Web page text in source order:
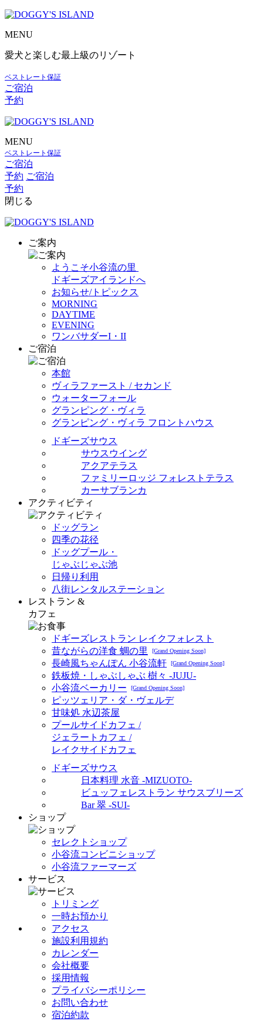
MENU
愛犬と楽しむ最上級のリゾート
ベストレート保証
ご宿泊
予約
MENU
ベストレート保証
ご宿泊
予約 ご宿泊
予約
閉じる
ご案内
ようこそ小谷流の里
ドギーズアイランドへ
お知らせ/トピックス
MORNING
DAYTIME
EVENING
ワンバサダーI・II
ご宿泊
本館
ヴィラファースト / セカンド
ウォーターフォール
グランピング・ヴィラ
グランピング・ヴィラ フロントハウス
ドギーズサウス
サウスウイング
アクアテラス
ファミリーロッジ フォレストテラス
カーサブランカ
アクティビティ
ドッグラン
四季の花径
ドッグプール・
じゃぶじゃぶ池
日帰り利用
八街レンタルステーション
レストラン &
カフェ
ドギーズレストラン レイクフォレスト
昔ながらの洋食 蜩の里
[Grand Opening Soon]
長崎風ちゃんぽん 小谷流軒 [Grand Opening Soon]
鉄板焼・しゃぶしゃぶ 樹々 -JUJU-
小谷流ベーカリー
[Grand Opening Soon]
ピッツェリア・ダ・ヴェルデ
甘味処 水辺茶屋
プールサイドカフェ /
ジェラートカフェ /
レイクサイドカフェ
ドギーズサウス
日本料理 水音 -MIZUOTO-
ビュッフェレストラン サウスブリーズ
Bar 翠 -SUI-
ショップ
セレクトショップ
小谷流コンビニショップ
小谷流ファーマーズ
サービス
トリミング
一時お預かり
アクセス
施設利用規約
カレンダー
会社概要
採用情報
プライバシーポリシー
お問い合わせ
宿泊約款